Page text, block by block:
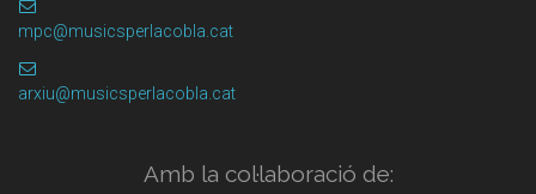
mpc@musicsperlacobla.cat
arxiu@musicsperlacobla.cat
Amb la col·laboració de: